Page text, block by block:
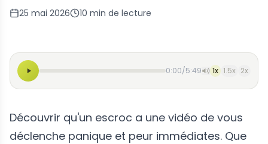
25 mai 2026 10 min de lecture
0:00/5:49 1x 1.5x 2x
Découvrir qu'un escroc a une vidéo de vous
déclenche panique et peur immédiates. Que